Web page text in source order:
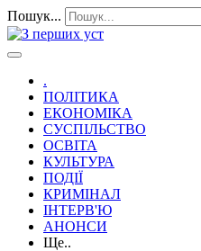
Пошук...
.
ПОЛІТИКА
ЕКОНОМІКА
СУСПІЛЬСТВО
ОСВІТА
КУЛЬТУРА
ПОДІЇ
КРИМІНАЛ
ІНТЕРВ'Ю
АНОНСИ
Ще..